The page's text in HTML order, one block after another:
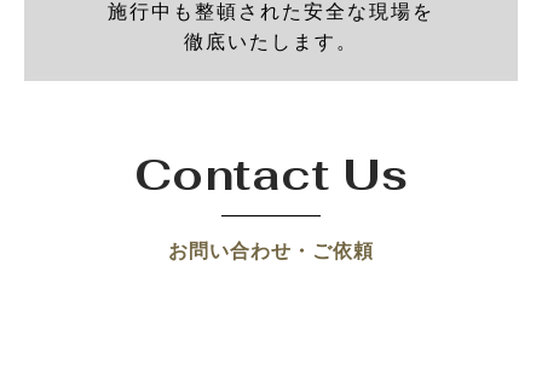
施行中も整頓された安全な現場を
徹底いたします。
Contact Us
お問い合わせ・ご依頼